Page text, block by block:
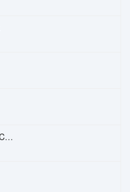
Mindenki Táncol – Majka Curtis, Péter Majoros